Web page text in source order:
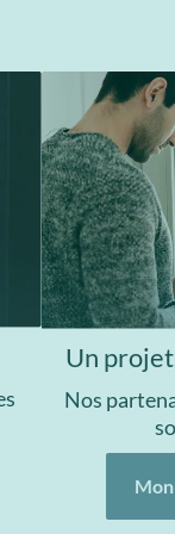
Un
Nos